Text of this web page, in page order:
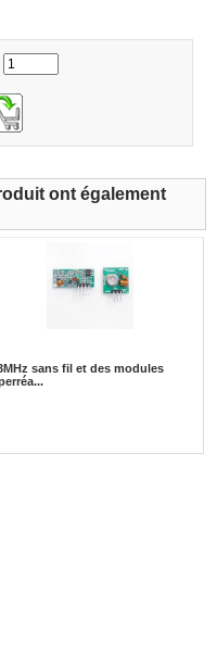
ont également
sans fil et des modules